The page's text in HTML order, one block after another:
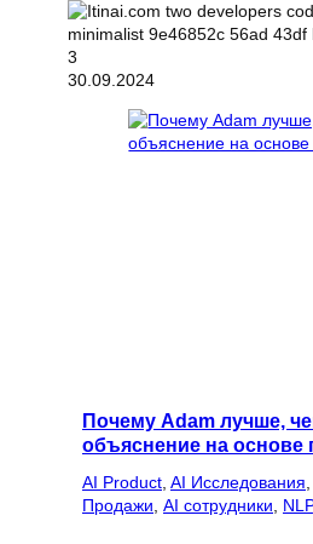
30.09.2024
Почему Adam лучше,
объяснение на основе
AI Product AI Исследования
Продажи AI сотрудники NLP